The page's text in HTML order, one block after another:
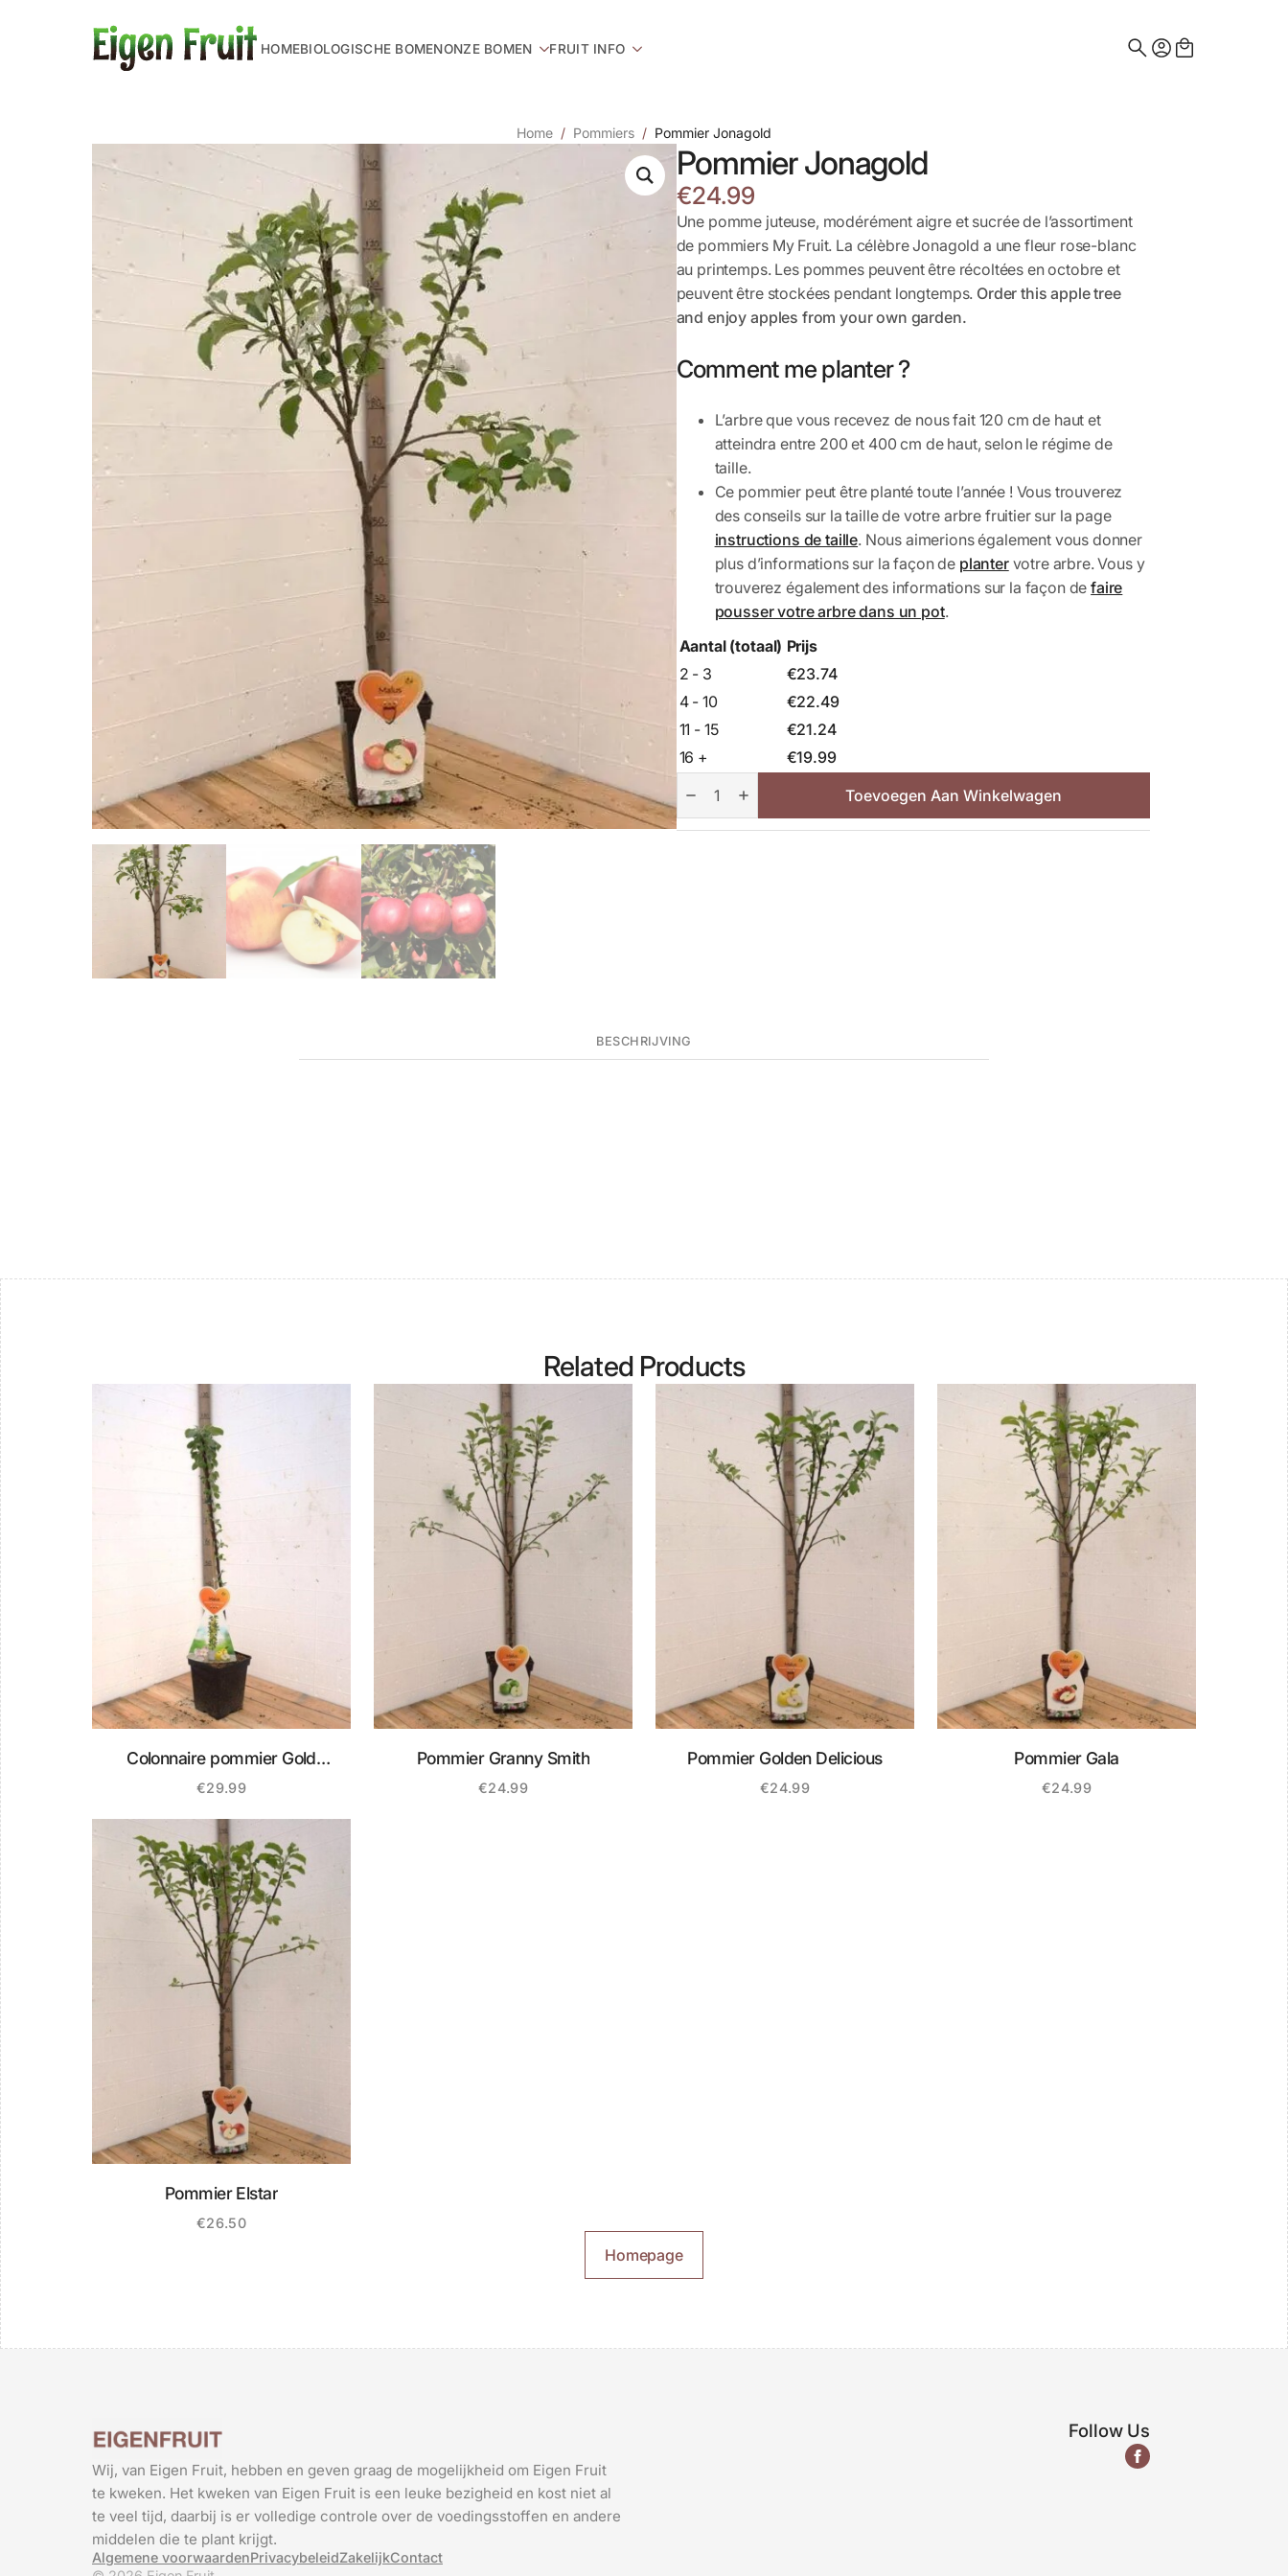
HOMEBIOLOGISCHE BOMENONZE BOMEN FRUIT INFO
Home Pommiers Pommier Jonagold
Pommier Jonagold
€24.99
Une pomme juteuse, modérément aigre et sucrée de l’assortiment
de pommiers My Fruit. La célèbre Jonagold a une fleur rose-blanc
au printemps. Les pommes peuvent être récoltées en octobre et
peuvent être stockées pendant longtemps. Order this apple tree
and enjoy apples from your own garden.
Comment me planter ?
L’arbre que vous recevez de nous fait 120 cm de haut et
atteindra entre 200 et 400 cm de haut, selon le régime de
taille.
Ce pommier peut être planté toute l’année ! Vous trouverez
des conseils sur la taille de votre arbre fruitier sur la page
instructions de taille. Nous aimerions également vous donner
plus d’informations sur la façon de plantervotre arbre. Vous y
trouverez également des informations sur la façon defaire
pousser votre arbre dans un pot.
Aantal (totaal) Prijs
2 - 3
€23.74
4 - 10
€22.49
11 - 15
€21.24
16 +
€19.99
Pommier
Jonagold
aantal
Toevoegen Aan Winkelwagen
BESCHRIJVING
Related Products
Colonnaire pommier Gold
Sensation
€29.99
Pommier Granny Smith
€24.99
Pommier Golden Delicious
€24.99
Pommier Gala
€24.99
Pommier Elstar
€26.50
Homepage
Wij, van Eigen Fruit, hebben en geven graag de mogelijkheid om Eigen Fruit
te kweken. Het kweken van Eigen Fruit is een leuke bezigheid en kost niet al
te veel tijd, daarbij is er volledige controle over de voedingsstoffen en andere
middelen die te plant krijgt.
Algemene voorwaardenPrivacybeleidZakelijkContact
Follow Us